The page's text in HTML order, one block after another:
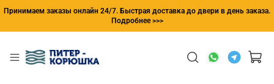
Принимаем заказы онлайн 24/7. Быстрая доставка до двери в день заказа.
Подробнее >>>